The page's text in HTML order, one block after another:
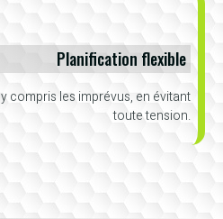
Planification flexible
compris les imprévus, en évitant
toute tension.